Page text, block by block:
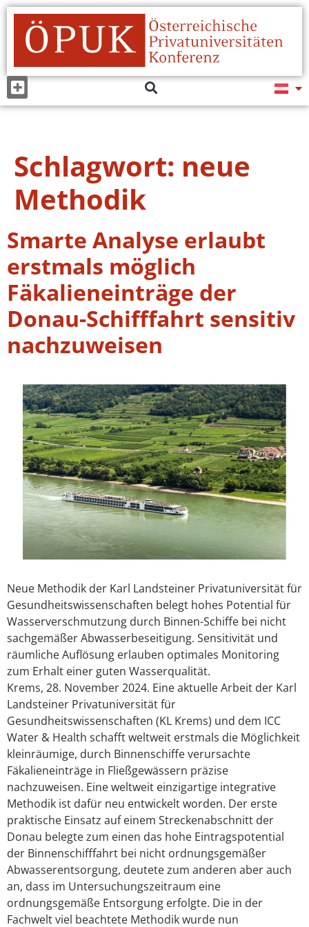
Schlagwort: neue
Methodik
Smarte Analyse erlaubt
erstmals möglich
Fäkalieneinträge der
Donau-Schifffahrt sensitiv
nachzuweisen
Neue Methodik der Karl Landsteiner Privatuniversität für
Gesundheitswissenschaften belegt hohes Potential für
Wasserverschmutzung durch Binnen-Schiffe bei nicht
sachgemäßer Abwasserbeseitigung. Sensitivität und
räumliche Auflösung erlauben optimales Monitoring
zum Erhalt einer guten Wasserqualität.
Krems, 28. November 2024. Eine aktuelle Arbeit der Karl
Landsteiner Privatuniversität für
Gesundheitswissenschaften (KL Krems) und dem ICC
Water & Health schafft weltweit erstmals die Möglichkeit
kleinräumige, durch Binnenschiffe verursachte
Fäkalieneinträge in Fließgewässern präzise
nachzuweisen. Eine weltweit einzigartige integrative
Methodik ist dafür neu entwickelt worden. Der erste
praktische Einsatz auf einem Streckenabschnitt der
Donau belegte zum einen das hohe Eintragspotential
der Binnenschifffahrt bei nicht ordnungsgemäßer
Abwasserentsorgung, deutete zum anderen aber auch
an, dass im Untersuchungszeitraum eine
ordnungsgemäße Entsorgung erfolgte. Die in der
Fachwelt viel beachtete Methodik wurde nun